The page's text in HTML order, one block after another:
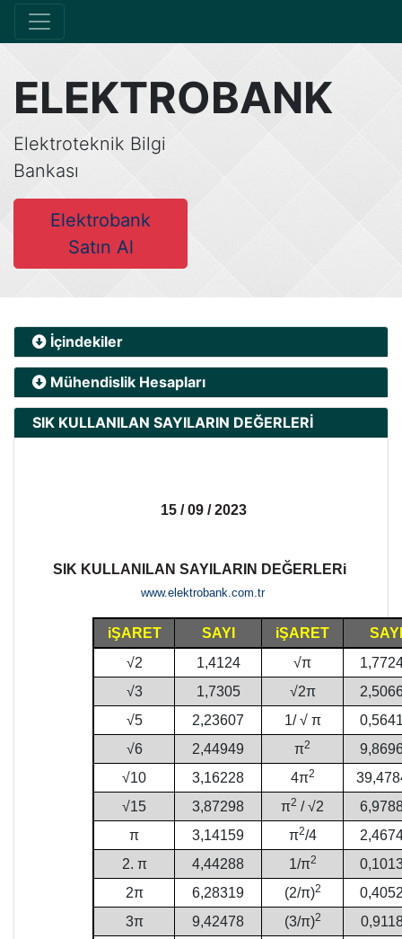
ELEKTROBANK
Elektroteknik Bilgi
Bankası
Elektrobank
Satın Al
İçindekiler
Mühendislik Hesapları
SIK KULLANILAN SAYILARIN DEĞERLERİ
15 / 09 / 2023
SIK KULLANILAN SAYILARIN DEĞERLERi
www.elektrobank.com.tr
iŞARET SAYI iŞARET
SAYI
√2
1,4124 √π
√3
1,7305 √2π
√5
2,23607 1/ √ π
√6
2,44949 π2
√10
3,16228 4π2
√15
3,87298 π2 / √2
π
3,14159 π2/4
2. π
4,44288 1/π2
2π
6,28319 (2/π)2
3π
9,42478 (3/π)2